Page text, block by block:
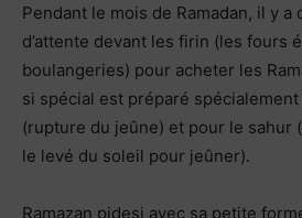
Pendant le mois de Ramadan, il y a
d’attente devant les firin (les fours
boulangeries) pour acheter les
si spécial est préparé spécialement
(rupture du jeûne) et pour le sahur
le levé du soleil pour jeûner).
Ramazan pidesi avec sa petite